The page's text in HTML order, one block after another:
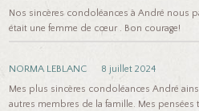
Nos sincères condoléances à André nous
était une femme de cœur . Bon courage!
NORMA LEBLANC
8 juillet 2024
Mes plus sincères condoléances André
autres membres de la famille. Mes pensées